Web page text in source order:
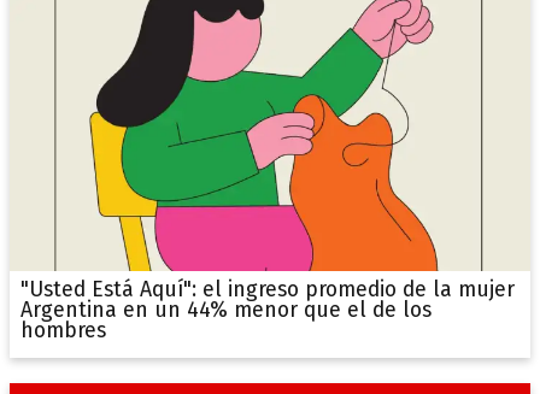
"Usted Está Aquí": el ingreso promedio de la mujer
Argentina en un 44% menor que el de los
hombres